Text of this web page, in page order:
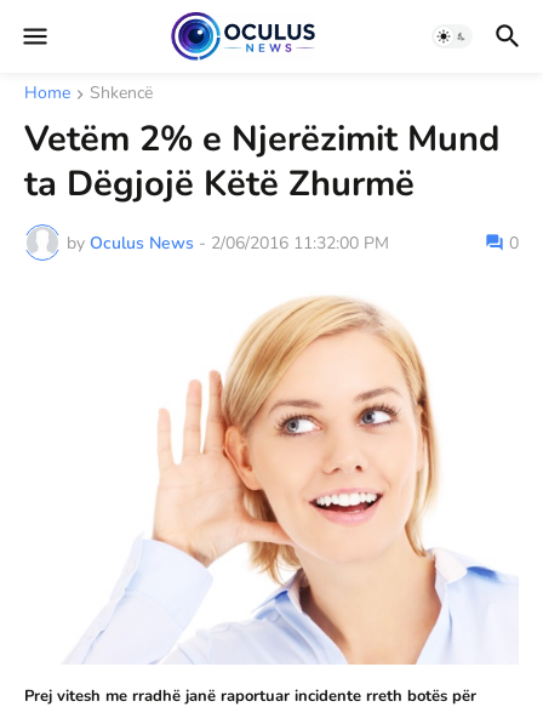
Home Shkencë
Vetëm 2% e Njerëzimit Mund
ta Dëgjojë Këtë Zhurmë
by Oculus News - 2/06/2016 11:32:00 PM 0
Prej vitesh me rradhë janë raportuar incidente rreth botës për